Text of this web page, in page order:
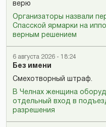
верю
Организаторы назвали
Спасской ярмарки на
верным решением
6 августа 2026 - 18:24
Без имени
Смехотворный штраф.
В Челнах женщина
отдельный вход в
разрешения